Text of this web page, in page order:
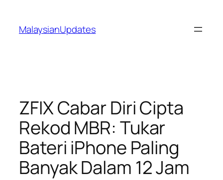
content
MalaysianUpdates
ZFIX Cabar Diri Cipta
Rekod MBR: Tukar
Bateri iPhone Paling
Banyak Dalam 12 Jam